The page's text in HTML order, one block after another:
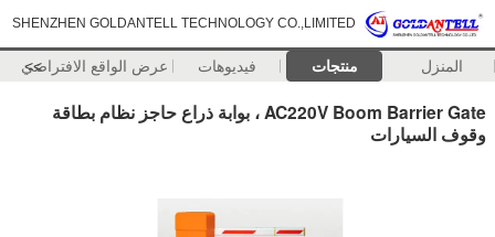
SHENZHEN GOLDANTELL TECHNOLOGY CO.,LIMITED
المنزل منتجات فيديوهات عرض الواقع الافتراضي
>>
AC220V Boom Barrier Gate ، بوابة ذراع حاجز نظام بطاقة
وقوف السيارات